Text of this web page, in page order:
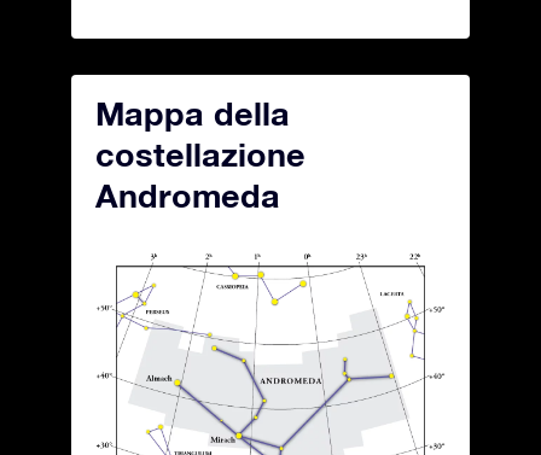
Mappa della
costellazione
Andromeda